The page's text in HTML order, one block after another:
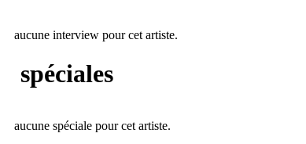
aucune interview pour cet artiste.
spéciales
aucune spéciale pour cet artiste.